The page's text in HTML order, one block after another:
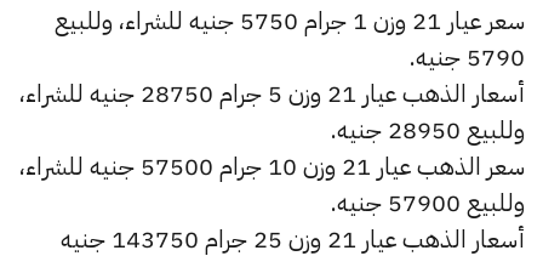
سعر عيار 21 وزن 1 جرام 5750 جنيه للشراء، وللبيع
5790 جنيه.
أسعار الذهب عيار 21 وزن 5 جرام 28750 جنيه للشراء،
وللبيع 28950 جنيه.
سعر الذهب عيار 21 وزن 10 جرام 57500 جنيه للشراء،
وللبيع 57900 جنيه.
أسعار الذهب عيار 21 وزن 25 جرام 143750 جنيه